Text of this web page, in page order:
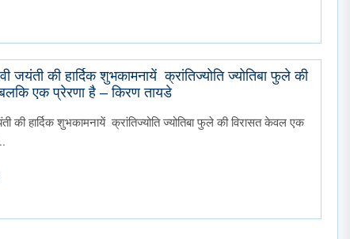
शुभकामनायें क्रांतिज्योति ज्योतिबा फुले की
एक प्रेरणा है – किरण तायडे
की हार्दिक शुभकामनायें क्रांतिज्योति ज्योतिबा फुले की विरासत केवल एक